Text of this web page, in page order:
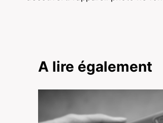
A lire également